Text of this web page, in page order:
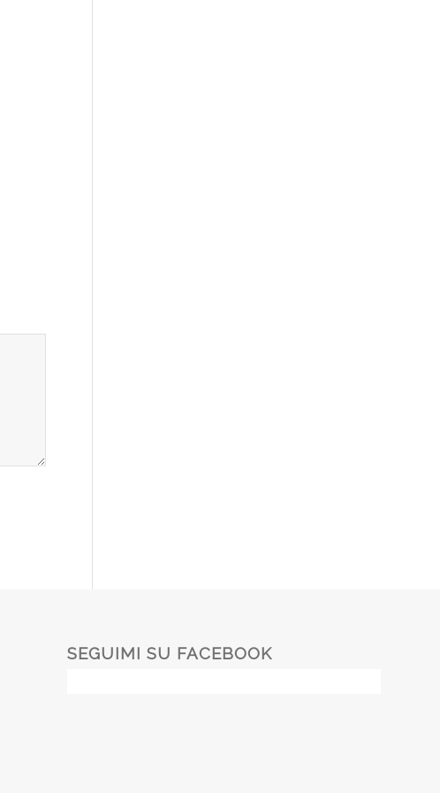
SEGUIMI SU FACEBOOK